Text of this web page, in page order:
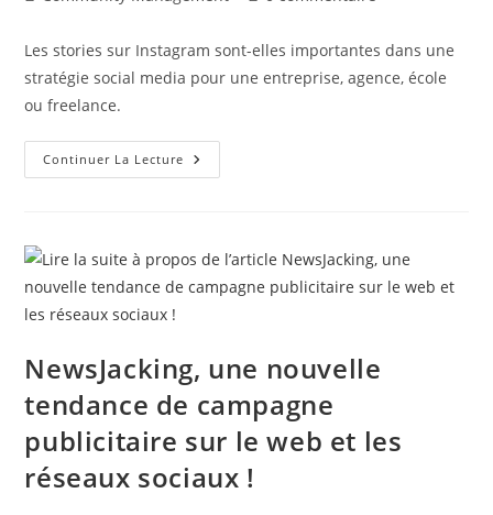
publication :
Les stories sur Instagram sont-elles importantes dans une
stratégie social media pour une entreprise, agence, école
ou freelance.
Continuer La Lecture Stories
Instagram
Dans
Une
Stratégie
Social
NewsJacking, une nouvelle
tendance de campagne
publicitaire sur le web et les
réseaux sociaux !